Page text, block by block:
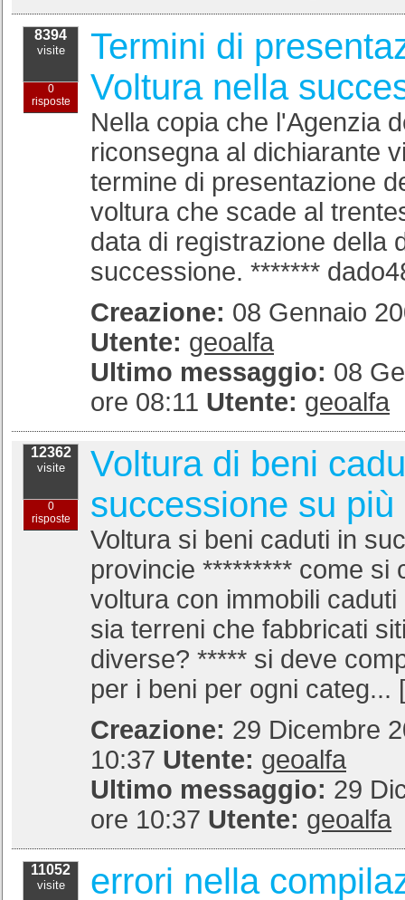
8394
visite
0
risposte
Termini di
Voltura nella
Nella copia che l'Agenzia
riconsegna al dichiarante
termine di presentazione
voltura che scade al
data di registrazione della
successione. *******
Creazione: 08 Gennaio
Utente: geoalfa
Ultimo messaggio: 08
ore 08:11 Utente: geoalfa
12362
visite
0
risposte
Voltura di beni
successione su
Voltura si beni caduti in
provincie ********* come si
voltura con immobili
sia terreni che fabbricati
diverse? ***** si deve
per i beni per ogni categ... [
Creazione: 29 Dicembre
10:37 Utente: geoalfa
Ultimo messaggio: 29
ore 10:37 Utente: geoalfa
11052
visite errori nella